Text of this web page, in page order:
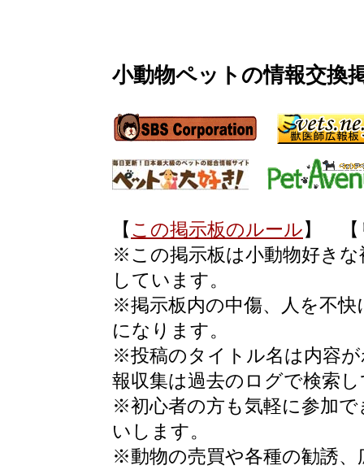
小動物ペットの情報交換
【この掲示板のルール】 【
※この掲示板は小動物好き
しています。
※掲示板内の中傷、人を不
になります。
※投稿のタイトル名は内容
報収集は過去のログで検索
※初心者の方も気軽に参加
いします。
※動物の売買や各種の勧誘